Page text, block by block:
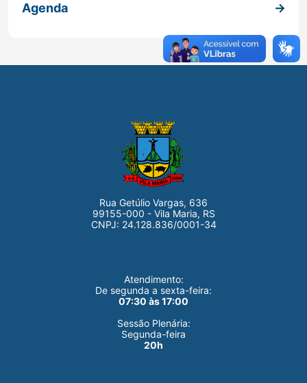
Agenda
Rua Getúlio Vargas, 636
99155-000 - Vila Maria, RS
CNPJ: 24.128.836/0001-34
Atendimento:
De segunda a sexta-feira:
07:30 às 17:00
Sessão Plenária:
Segunda-feira
20h